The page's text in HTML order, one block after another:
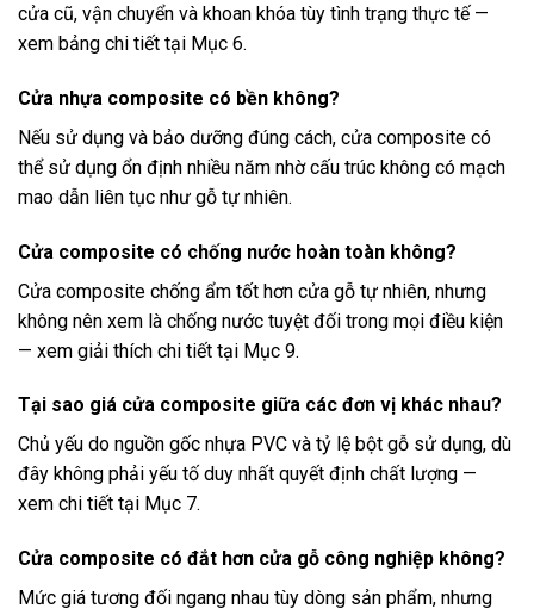
cửa cũ, vận chuyển và khoan khóa tùy tình trạng thực tế —
xem bảng chi tiết tại Mục 6.
Cửa nhựa composite có bền không?
Nếu sử dụng và bảo dưỡng đúng cách, cửa composite có
thể sử dụng ổn định nhiều năm nhờ cấu trúc không có mạch
mao dẫn liên tục như gỗ tự nhiên.
Cửa composite có chống nước hoàn toàn không?
Cửa composite chống ẩm tốt hơn cửa gỗ tự nhiên, nhưng
không nên xem là chống nước tuyệt đối trong mọi điều kiện
— xem giải thích chi tiết tại Mục 9.
Tại sao giá cửa composite giữa các đơn vị khác nhau?
Chủ yếu do nguồn gốc nhựa PVC và tỷ lệ bột gỗ sử dụng, dù
đây không phải yếu tố duy nhất quyết định chất lượng —
xem chi tiết tại Mục 7.
Cửa composite có đắt hơn cửa gỗ công nghiệp không?
Mức giá tương đối ngang nhau tùy dòng sản phẩm, nhưng